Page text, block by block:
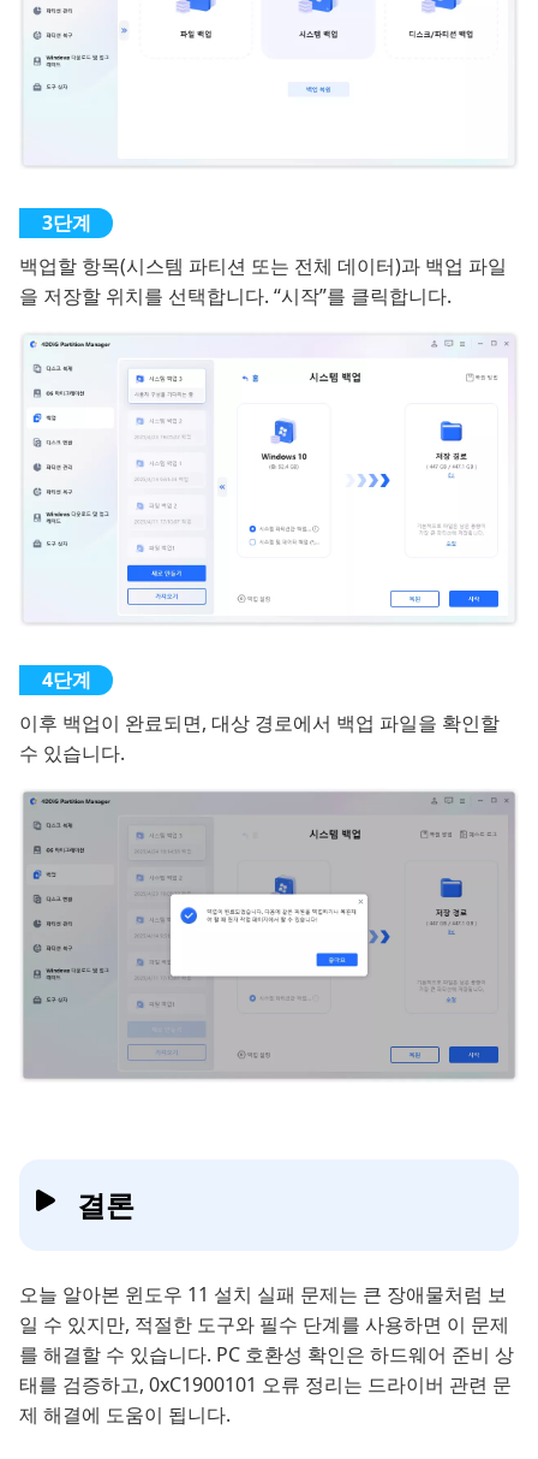
백업할 항목(시스템 파티션 또는 전체 데이터)과 백업 파일
을 저장할 위치를 선택합니다. “시작”를 클릭합니다.
이후 백업이 완료되면, 대상 경로에서 백업 파일을 확인할
수 있습니다.
결론
오늘 알아본 윈도우 11 설치 실패 문제는 큰 장애물처럼 보
일 수 있지만, 적절한 도구와 필수 단계를 사용하면 이 문제
를 해결할 수 있습니다. PC 호환성 확인은 하드웨어 준비 상
태를 검증하고, 0xC1900101 오류 정리는 드라이버 관련 문
제 해결에 도움이 됩니다.